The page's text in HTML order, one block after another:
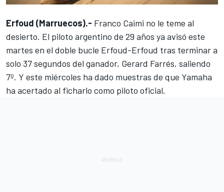
Erfoud (Marruecos).- Franco Caimi no le teme al
desierto. El piloto argentino de 29 años ya avisó este
martes en el doble bucle Erfoud-Erfoud tras terminar a
solo 37 segundos del ganador, Gerard Farrés, saliendo
7º. Y este miércoles ha dado muestras de que Yamaha
ha acertado al ficharlo como piloto oficial.